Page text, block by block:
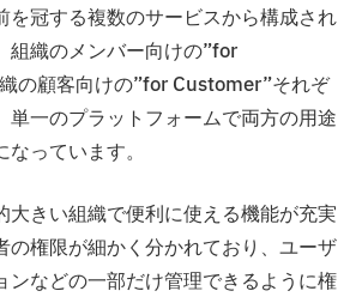
を冠する複数のサービスから構成され
組織のメンバー向けの”for
の顧客向けの”for Customer”それぞ
単一のプラットフォームで両方の用途
っています。
大きい組織で便利に使える機能が充実
の権限が細かく分かれており、ユーザ
ンなどの一部だけ管理できるように権